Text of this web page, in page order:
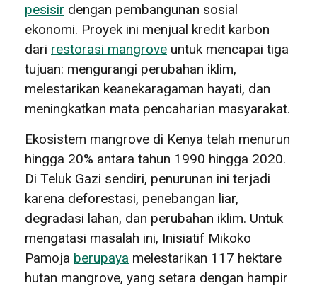
pesisir dengan pembangunan sosial
ekonomi. Proyek ini menjual kredit karbon
dari restorasi mangrove untuk mencapai tiga
tujuan: mengurangi perubahan iklim,
melestarikan keanekaragaman hayati, dan
meningkatkan mata pencaharian masyarakat.
Ekosistem mangrove di Kenya telah menurun
hingga 20% antara tahun 1990 hingga 2020.
Di Teluk Gazi sendiri, penurunan ini terjadi
karena deforestasi, penebangan liar,
degradasi lahan, dan perubahan iklim. Untuk
mengatasi masalah ini, Inisiatif Mikoko
Pamoja berupaya melestarikan 117 hektare
hutan mangrove, yang setara dengan hampir